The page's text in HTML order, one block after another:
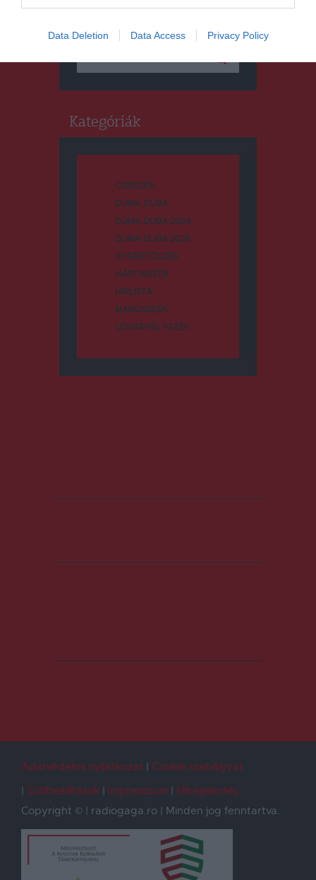
Data Deletion Data Access Privacy Policy
Keresés
Kategóriák
CSÍKSZÉK
DUMA DUBA
DUMA DUBA 2024
DUMA DUBA 2026
GYERGYÓSZÉK
HÁROMSZÉK
HÍRLISTA
MAROSSZÉK
UDVARHELYSZÉK
Adatvédelmi nyilatkozat
Cookie szabályzat
Sütibeállítások
Impresszum
Hibajelentés
Copyright © | radiogaga.ro | Minden jog fenntartva.